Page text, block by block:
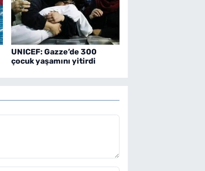
UNICEF: Gazze’de 300
çocuk yaşamını yitirdi